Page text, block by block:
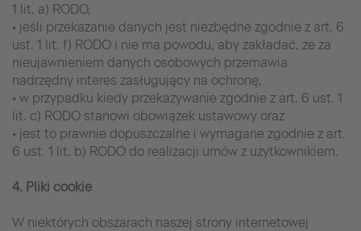
1 lit. a) RODO,
• jeśli przekazanie danych jest niezbędne zgodnie z art. 6
ust. 1 lit. f) RODO i nie ma powodu, aby zakładać, że za
nieujawnieniem danych osobowych przemawia
nadrzędny interes zasługujący na ochronę,
• w przypadku kiedy przekazywanie zgodnie z art. 6 ust. 1
lit. c) RODO stanowi obowiązek ustawowy oraz
• jest to prawnie dopuszczalne i wymagane zgodnie z art.
6 ust. 1 lit. b) RODO do realizacji umów z użytkownikiem.
4. Pliki cookie
W niektórych obszarach naszej strony internetowej